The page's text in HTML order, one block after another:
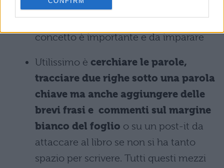
utilizzate questo segno!quando un
concetto è importante e da imparare
Utilissimo è cerchiare le parole,
tracciare due righe sotto una parola
chiave ma anche aggiungere delle
brevi frasi e commenti sul margine
bianco del foglio o su un post-it da
attaccare al libro se non si ha tanto
spazio per scrivere. Tutti questi mezzi